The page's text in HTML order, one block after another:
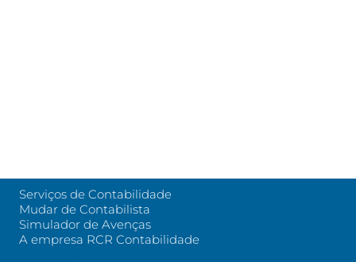
Serviços de Contabilidade
Mudar de Contabilista
Simulador de Avenças
A empresa RCR Contabilidade